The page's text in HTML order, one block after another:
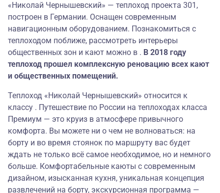
«Николай Чернышевский» — теплоход проекта 301,
построен в Германии. Оснащен современным
навигационным оборудованием. Познакомиться с
теплоходом поближе, рассмотреть интерьеры
общественных зон и кают можно в . В 2018 году
теплоход прошел комплексную реновацию всех кают
и общественных помещений.
Теплоход «Николай Чернышевский» относится к
классу . Путешествие по России на теплоходах класса
Премиум — это круиз в атмосфере привычного
комфорта. Вы можете ни о чем не волноваться: на
борту и во время стоянок по маршруту вас будет
ждать не только всё самое необходимое, но и немного
больше. Комфортабельные каюты с современным
дизайном, изысканная кухня, уникальная концепция
развлечений на борту, экскурсионная программа —